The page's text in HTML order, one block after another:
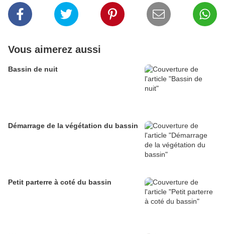
Vous aimerez aussi
Bassin de nuit
Démarrage de la végétation du bassin
Petit parterre à coté du bassin